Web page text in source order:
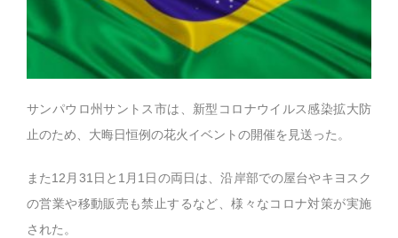
サンパウロ州サントス市は、新型コロナウイルス感染拡大防
止のため、大晦日恒例の花火イベントの開催を見送った。
また12月31日と1月1日の両日は、沿岸部での屋台やキヨスク
の営業や移動販売も禁止するなど、様々なコロナ対策が実施
された。